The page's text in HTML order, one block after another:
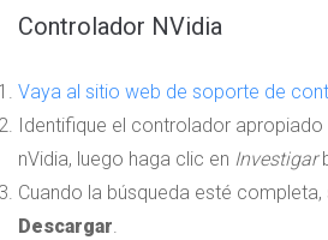
Controlador NVidia
Vaya al sitio web de soporte de
Identifique el controlador
nVidia, luego haga clic en Investigar
Cuando la búsqueda esté
Descargar.